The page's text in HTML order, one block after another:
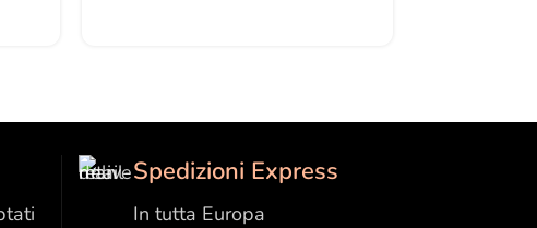
Spedizioni Express
In tutta Europa